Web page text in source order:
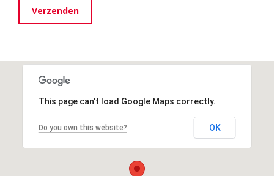
Verzenden
This page can't load Google Maps correctly.
Do you own this website? OK